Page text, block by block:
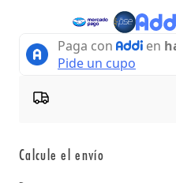
Calcule el envío